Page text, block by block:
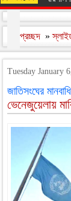
প্রচ্ছদ »
Tuesday January
জাতিসংঘের
ভেনেজুয়েলায়